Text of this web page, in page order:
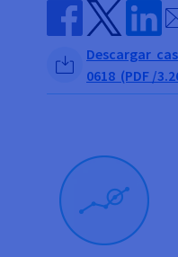
Disponibilidad por regiones
Documentación
Roadmap & Changelog
Observabilidad
Roadmap y Changelog
Roadmap & Changelog
Roadmap & Changelog
Roadmap & Changelog
Share on Facebook
Share onShare
Descargar
0618 (PDF /